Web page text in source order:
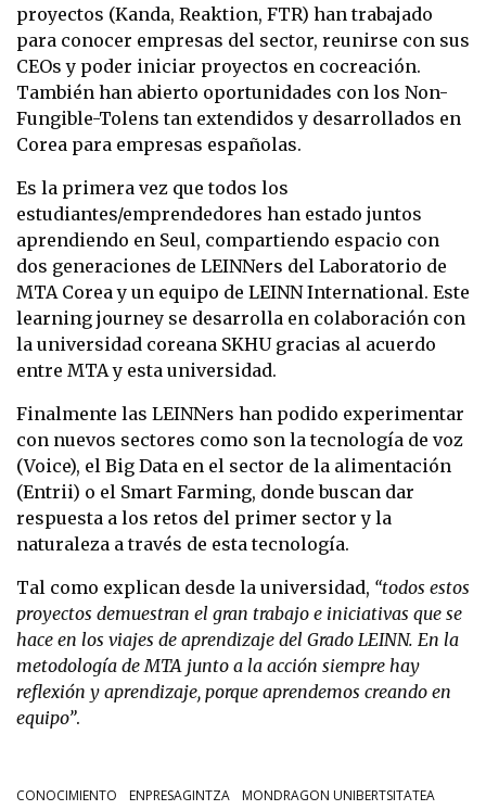
proyectos (Kanda, Reaktion, FTR) han trabajado
para conocer empresas del sector, reunirse con sus
CEOs y poder iniciar proyectos en cocreación.
También han abierto oportunidades con los Non-
Fungible-Tolens tan extendidos y desarrollados en
Corea para empresas españolas.
Es la primera vez que todos los
estudiantes/emprendedores han estado juntos
aprendiendo en Seul, compartiendo espacio con
dos generaciones de LEINNers del Laboratorio de
MTA Corea y un equipo de LEINN International. Este
learning journey se desarrolla en colaboración con
la universidad coreana SKHU gracias al acuerdo
entre MTA y esta universidad.
Finalmente las LEINNers han podido experimentar
con nuevos sectores como son la tecnología de voz
(Voice), el Big Data en el sector de la alimentación
(Entrii) o el Smart Farming, donde buscan dar
respuesta a los retos del primer sector y la
naturaleza a través de esta tecnología.
Tal como explican desde la universidad, “todos estos
proyectos demuestran el gran trabajo e iniciativas que se
hace en los viajes de aprendizaje del Grado LEINN. En la
metodología de MTA junto a la acción siempre hay
reflexión y aprendizaje, porque aprendemos creando en
equipo”.
CONOCIMIENTO ENPRESAGINTZA MONDRAGON UNIBERTSITATEA